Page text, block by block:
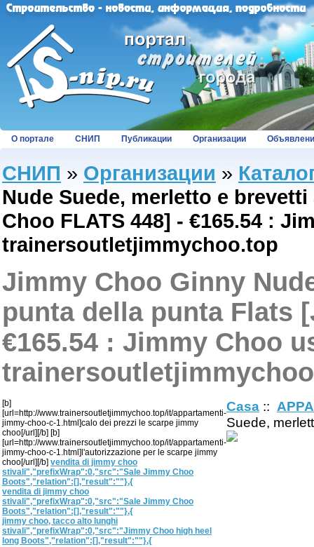
О портале СНИП Публикации Организации
СНИП » Организации »
Nude Suede, merletto e
Choo FLATS 448] - €165.54 :
trainersoutletjimmychoo.top
Jimmy Choo Ginny
punta della punta Flats
€165.54 : Jimmy Choo
[b]
[url=http://www.trainersoutletjimmychoo.top/it/appartamenti-
jimmy-choo-c-1.html]calo dei prezzi le scarpe jimmy
choo[/url][/b] [b]
[url=http://www.trainersoutletjimmychoo.top/it/appartamenti-
jimmy-choo-c-1.html]l'autorizzazione per le scarpe jimmy
choo[/url][/b] vendita di jimmy choo
stivali","prefixWrap":0,"src":"Sale Jimmy Choo
Boots","relation":[],"result":""},{
vendita di jimmy choo
stivali","prefixWrap":0,"src":"Sale Jimmy Choo
Boots","relation":[],"result":""},{
jimmy choo, tacco alto lunghi
stivali","prefixWrap":0,"src":"Jimmy Choo high heel
long Boots","relation":[],"result":""},{
Casa ::
Suede,